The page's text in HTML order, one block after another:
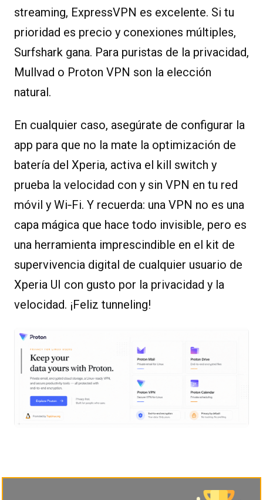
streaming, ExpressVPN es excelente. Si tu
prioridad es precio y conexiones múltiples,
Surfshark gana. Para puristas de la privacidad,
Mullvad o Proton VPN son la elección
natural.
En cualquier caso, asegúrate de configurar la
app para que no la mate la optimización de
batería del Xperia, activa el kill switch y
prueba la velocidad con y sin VPN en tu red
móvil y Wi‑Fi. Y recuerda: una VPN no es una
capa mágica que hace todo invisible, pero es
una herramienta imprescindible en el kit de
supervivencia digital de cualquier usuario de
Xperia UI con gusto por la privacidad y la
velocidad. ¡Feliz tunneling!